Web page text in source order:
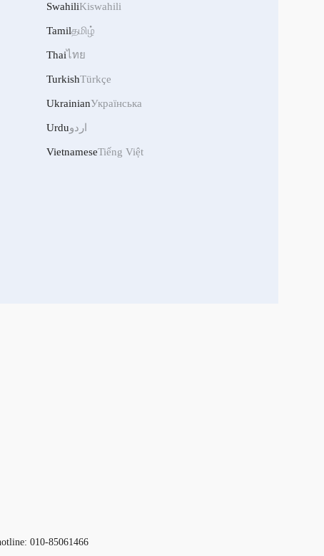
SwahiliKiswahili
Tamilதமிழ்
Thaiไทย
TurkishTürkçe
UkrainianУкраїнська
Urduاردو
VietnameseTiếng Việt
010-85061466